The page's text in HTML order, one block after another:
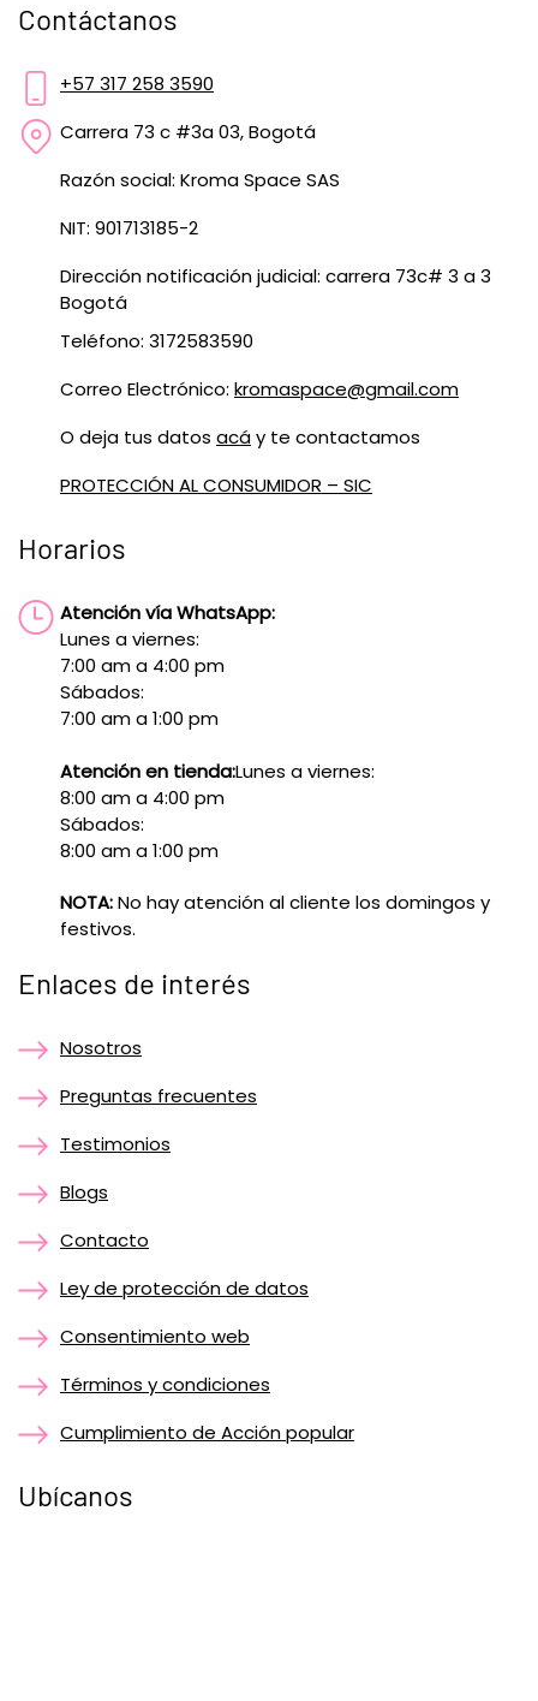
Contáctanos
+57 317 258 3590
Carrera 73 c #3a 03, Bogotá
Razón social: Kroma Space SAS
NIT: 901713185-2
Dirección notificación judicial: carrera 73c# 3 a 3
Bogotá
Teléfono: 3172583590
Correo Electrónico: kromaspace@gmail.com
O deja tus datos acáy te contactamos
PROTECCIÓN AL CONSUMIDOR – SIC
Horarios
Atención vía WhatsApp:
Lunes a viernes:
7:00 am a 4:00 pm
Sábados:
7:00 am a 1:00 pm
Atención en tienda:Lunes a viernes:
8:00 am a 4:00 pm
Sábados:
8:00 am a 1:00 pm
NOTA:No hay atención al cliente los domingos y
festivos.
Enlaces de interés
Nosotros
Preguntas frecuentes
Testimonios
Blogs
Contacto
Ley de protección de datos
Consentimiento web
Términos y condiciones
Cumplimiento de Acción popular
Ubícanos